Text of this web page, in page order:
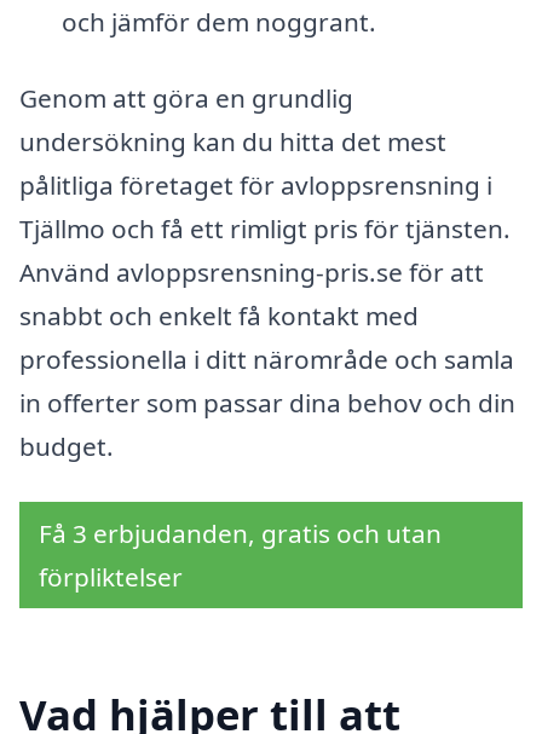
och jämför dem noggrant.
Genom att göra en grundlig
undersökning kan du hitta det mest
pålitliga företaget för avloppsrensning i
Tjällmo och få ett rimligt pris för tjänsten.
Använd avloppsrensning-pris.se för att
snabbt och enkelt få kontakt med
professionella i ditt närområde och samla
in offerter som passar dina behov och din
budget.
Få 3 erbjudanden, gratis och utan
förpliktelser
Vad hjälper till att